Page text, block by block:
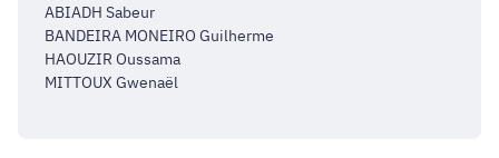
ABIADH Sabeur
BANDEIRA MONEIRO Guilherme
HAOUZIR Oussama
MITTOUX Gwenaël